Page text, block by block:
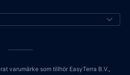
varumärke som tillhör EasyTerra B.V.,